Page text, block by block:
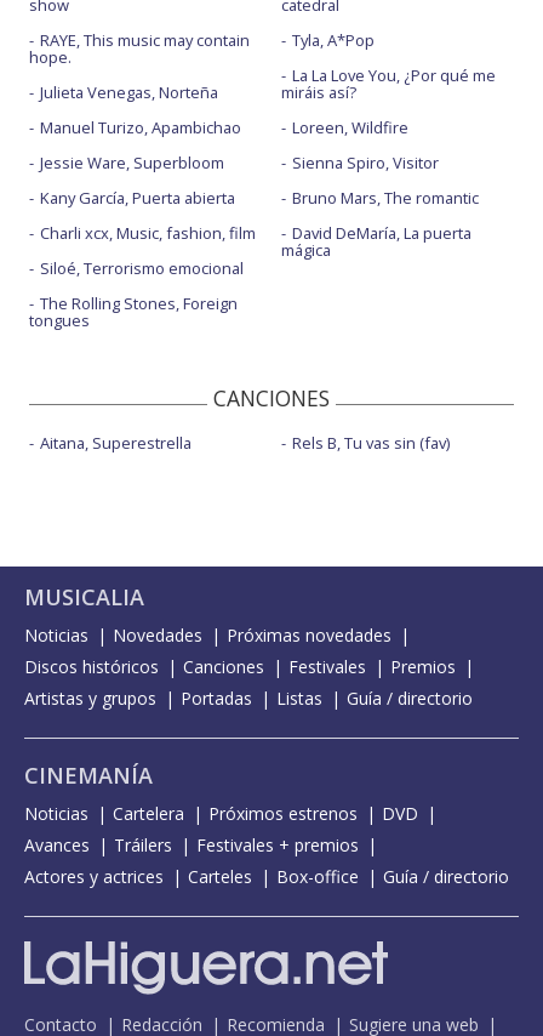
show
RAYE, This music may contain
hope.
Julieta Venegas, Norteña
Manuel Turizo, Apambichao
Jessie Ware, Superbloom
Kany García, Puerta abierta
Charli xcx, Music, fashion, film
Siloé, Terrorismo emocional
The Rolling Stones, Foreign
tongues
catedral
Tyla, A*Pop
La La Love You, ¿Por qué me
miráis así?
Loreen, Wildfire
Sienna Spiro, Visitor
Bruno Mars, The romantic
David DeMaría, La puerta
mágica
CANCIONES
Aitana, Superestrella Rels B, Tu vas sin (fav)
MUSICALIA
Noticias Novedades
Próximas novedades
Discos históricos
Canciones Festivales
Premios
Artistas y grupos
Portadas Listas Guía / directorio
CINEMANÍA
Noticias Cartelera Próximos estrenos
DVD
Avances
Tráilers
Festivales + premios
Actores y actrices
Carteles Box-office Guía / directorio
Contacto Redacción Recomienda Sugiere una web